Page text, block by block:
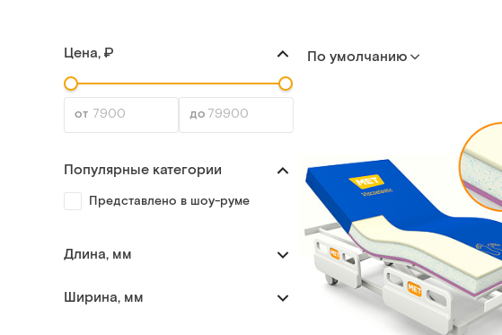
Цена, ₽
Популярные категории
Представлено в шоу-руме
Длина, мм
Ширина, мм
По умолчанию